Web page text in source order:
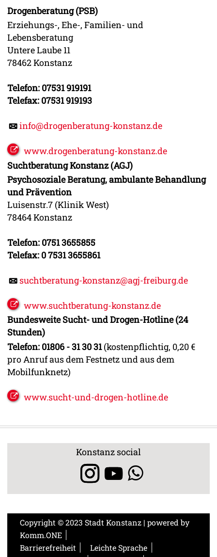
Drogenberatung (PSB)
Erziehungs-, Ehe-, Familien- und
Lebensberatung
Untere Laube 11
78462 Konstanz
Telefon: 07531 919191
Telefax: 07531 919193
info@drogenberatung-konstanz.de
www.drogenberatung-konstanz.de
Suchtberatung Konstanz (AGJ)
Psychosoziale Beratung, ambulante Behandlung
und Prävention
Luisenstr.7 (Klinik West)
78464 Konstanz
Telefon: 0751 3655855
Telefax: 0 7531 3655861
suchtberatung-konstanz@agj-freiburg.de
www.suchtberatung-konstanz.de
Bundesweite Sucht- und Drogen-Hotline (24
Stunden)
Telefon: 01806 - 31 30 31(kostenpflichtig, 0,20 €
pro Anruf aus dem Festnetz und aus dem
Mobilfunknetz)
www.sucht-und-drogen-hotline.de
Konstanz social
Copyright © 2023 Stadt Konstanz | powered by
Komm.ONE
Barrierefreiheit
Leichte Sprache